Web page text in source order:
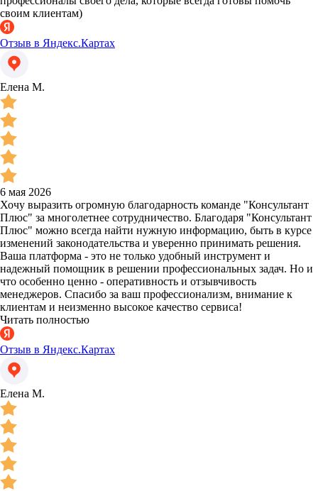
своим клиентам)
Отзыв в Яндекс.Картах
Елена М.
6 мая 2026
Хочу выразить огромную благодарность команде "Консультант
Плюс" за многолетнее сотрудничество. Благодаря "Консультант
Плюс" можно всегда найти нужную информацию, быть в курсе
изменений законодательства и уверенно принимать решения.
Ваша платформа - это не только удобный инструмент и
надежный помощник в решении профессиональных задач. Но и
что особенно ценно - оперативность и отзывчивость
менеджеров. Спасибо за ваш профессионализм, внимание к
клиентам и неизменно высокое качество сервиса!
Читать полностью
Отзыв в Яндекс.Картах
Елена М.